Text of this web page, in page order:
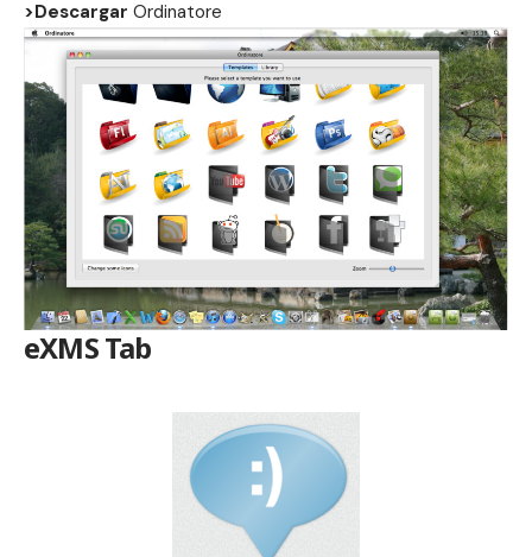
>Descargar Ordinatore
eXMS Tab